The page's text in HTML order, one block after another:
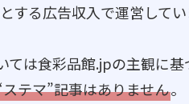
する広告収入で運営して
ては食彩品館.jpの主観に
テマ”記事はありません。